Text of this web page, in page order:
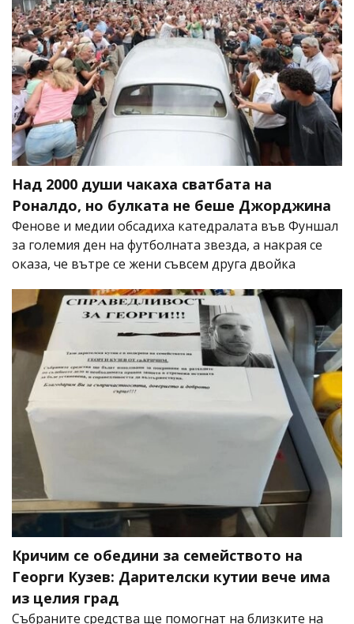
Над 2000 души чакаха сватбата на
Роналдо, но булката не беше Джорджина
Фенове и медии обсадиха катедралата във Фуншал
за големия ден на футболната звезда, а накрая се
оказа, че вътре се жени съвсем друга двойка
Кричим се обедини за семейството на
Георги Кузев: Дарителски кутии вече има
из целия град
Събраните средства ще помогнат на близките на